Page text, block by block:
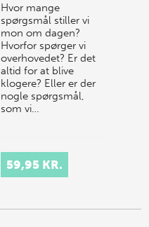
Hvor mange
spørgsmål stiller vi
mon om dagen?
Hvorfor spørger vi
overhovedet? Er det
altid for at blive
klogere? Eller er der
nogle spørgsmål,
som vi…
59,95 KR.